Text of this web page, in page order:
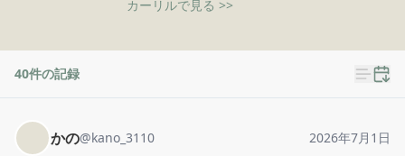
カーリルで見る >>
40件の記録
かの@kano_3110 2026年7月1日